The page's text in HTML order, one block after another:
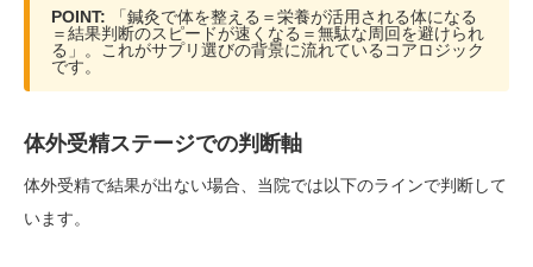
POINT: 「鍼灸で体を整える＝栄養が活用される体になる
＝結果判断のスピードが速くなる＝無駄な周回を避けられ
る」。これがサプリ選びの背景に流れているコアロジック
です。
体外受精ステージでの判断軸
体外受精で結果が出ない場合、当院では以下のラインで判断して
います。